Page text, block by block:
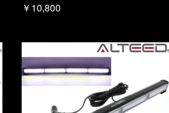
￥10,800